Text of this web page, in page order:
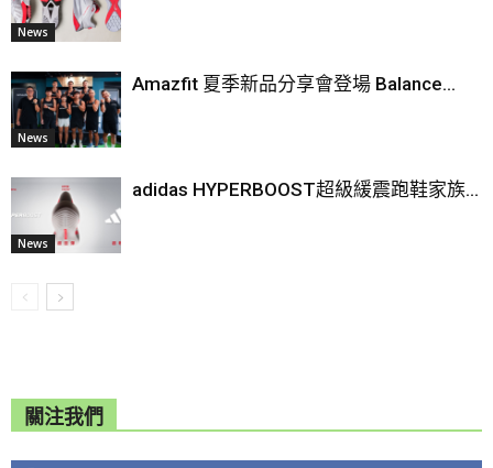
News
News
Amazfit 夏季新品分享會登場 Balance...
News
adidas HYPERBOOST超級緩震跑鞋家族...
關注我們